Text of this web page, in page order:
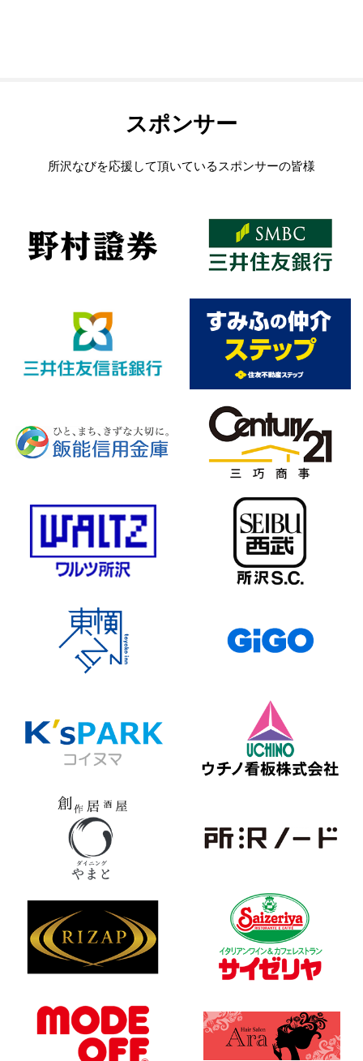
スポンサー
所沢なびを応援して頂いているスポンサーの皆様